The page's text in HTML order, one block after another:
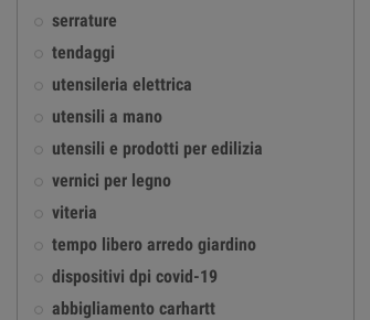
serrature
tendaggi
utensileria elettrica
utensili a mano
utensili e prodotti per edilizia
vernici per legno
viteria
tempo libero arredo giardino
dispositivi dpi covid-19
abbigliamento carhartt